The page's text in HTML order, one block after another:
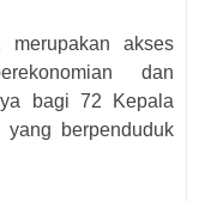
merupakan akses
dan
bagi 72 Kepala
berpenduduk